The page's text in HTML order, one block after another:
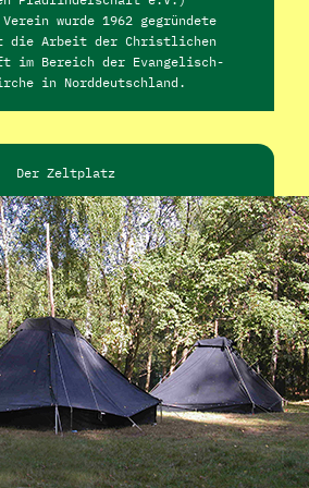
wurde 1962 gegründete
die Arbeit der Christlichen
im Bereich der Evangelisch-
in Norddeutschland.
Der Zeltplatz